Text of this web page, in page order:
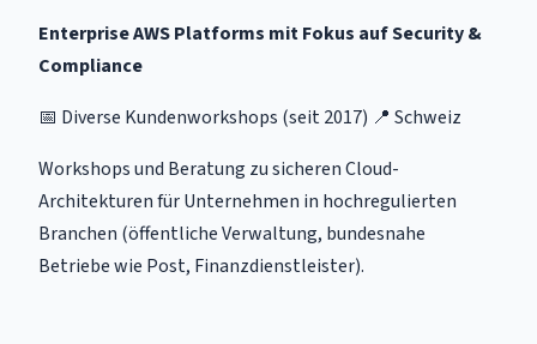
Enterprise AWS Platforms mit Fokus auf Security &
Compliance
📅 Diverse Kundenworkshops (seit 2017) 📍 Schweiz
Workshops und Beratung zu sicheren Cloud-
Architekturen für Unternehmen in hochregulierten
Branchen (öffentliche Verwaltung, bundesnahe
Betriebe wie Post, Finanzdienstleister).